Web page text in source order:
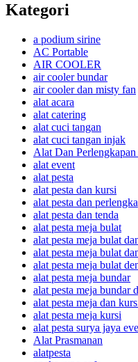
Kategori
a podium sirine
AC Portable
AIR COOLER
air cooler bundar
air cooler dan misty fan
alat acara
alat catering
alat cuci tangan
alat cuci tangan injak
Alat Dan
alat event
alat pesta
alat pesta dan kursi
alat pesta dan
alat pesta dan tenda
alat pesta meja bulat
alat pesta meja bulat
alat pesta meja bulat
alat pesta meja bulat
alat pesta meja bundar
alat pesta meja bundar
alat pesta meja dan
alat pesta meja kursi
alat pesta surya jaya
Alat Prasmanan
alatpesta